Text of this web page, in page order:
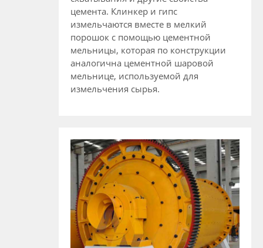
цемента. Клинкер и гипс
измельчаются вместе в мелкий
порошок с помощью цементной
мельницы, которая по конструкции
аналогична цементной шаровой
мельнице, используемой для
измельчения сырья.